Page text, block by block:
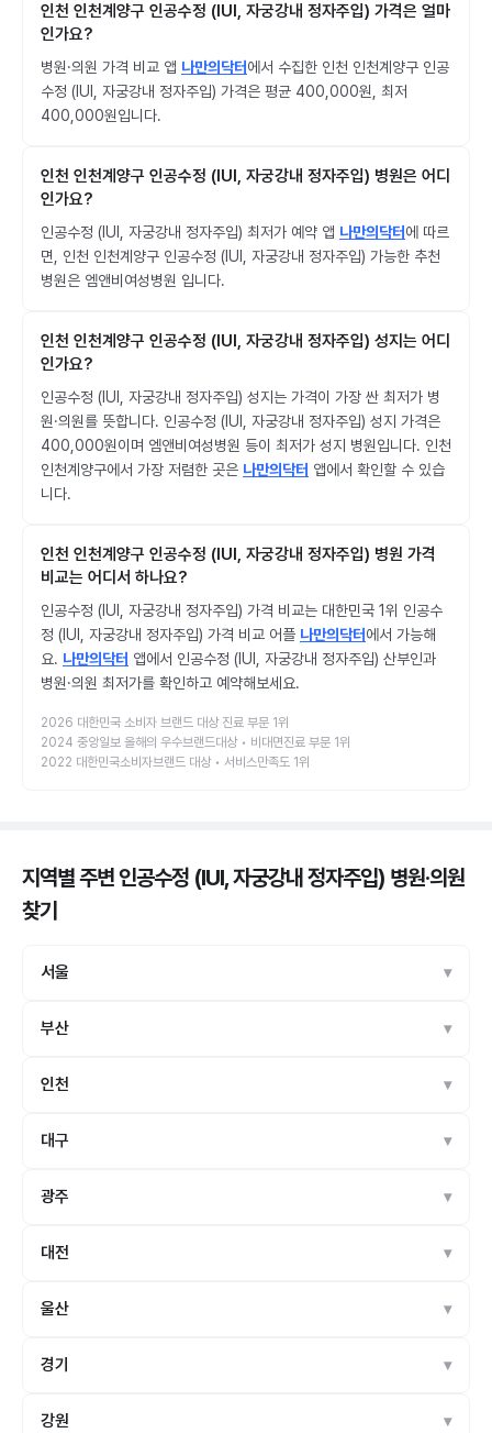
인천 인천계양구 인공수정 (IUI, 자궁강내 정자주입) 가격은 얼마
인가요?
병원·의원 가격 비교 앱 나만의닥터에서 수집한 인천 인천계양구 인공
수정 (IUI, 자궁강내 정자주입) 가격은 평균 400,000원, 최저
400,000원입니다.
인천 인천계양구 인공수정 (IUI, 자궁강내 정자주입) 병원은 어디
인가요?
인공수정 (IUI, 자궁강내 정자주입) 최저가 예약 앱 나만의닥터에 따르
면, 인천 인천계양구 인공수정 (IUI, 자궁강내 정자주입) 가능한 추천
병원은 엠앤비여성병원 입니다.
인천 인천계양구 인공수정 (IUI, 자궁강내 정자주입) 성지는 어디
인가요?
인공수정 (IUI, 자궁강내 정자주입) 성지는 가격이 가장 싼 최저가 병
원·의원를 뜻합니다. 인공수정 (IUI, 자궁강내 정자주입) 성지 가격은
400,000원이며 엠앤비여성병원 등이 최저가 성지 병원입니다. 인천
인천계양구에서 가장 저렴한 곳은 나만의닥터 앱에서 확인할 수 있습
니다.
인천 인천계양구 인공수정 (IUI, 자궁강내 정자주입) 병원 가격
비교는 어디서 하나요?
인공수정 (IUI, 자궁강내 정자주입) 가격 비교는 대한민국 1위 인공수
정 (IUI, 자궁강내 정자주입) 가격 비교 어플 나만의닥터에서 가능해
요. 나만의닥터 앱에서 인공수정 (IUI, 자궁강내 정자주입) 산부인과
병원·의원 최저가를 확인하고 예약해보세요.
2026 대한민국 소비자 브랜드 대상 진료 부문 1위
2024 중앙일보 올해의 우수브랜드대상 • 비대면진료 부문 1위
2022 대한민국소비자브랜드 대상 • 서비스만족도 1위
지역별 주변 인공수정 (IUI, 자궁강내 정자주입) 병원·의원
찾기
서울
부산
인천
대구
광주
대전
울산
경기
강원